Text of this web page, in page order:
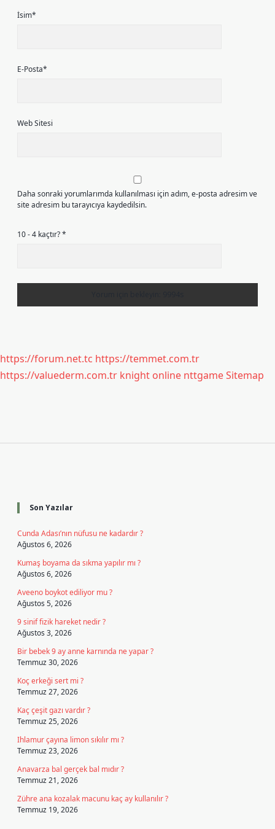
İsim*
E-Posta*
Web Sitesi
Daha sonraki yorumlarımda kullanılması için adım, e-posta adresim ve
site adresim bu tarayıcıya kaydedilsin.
10 - 4 kaçtır?*
https://forum.net.tc https://temmet.com.tr
https://valuederm.com.tr knight online nttgameSitemap
Son Yazılar
Cunda Adası’nın nüfusu ne kadardır ?
Ağustos 6, 2026
Kumaş boyama da sıkma yapılır mı ?
Ağustos 6, 2026
Aveeno boykot ediliyor mu ?
Ağustos 5, 2026
9 sinif fizik hareket nedir ?
Ağustos 3, 2026
Bir bebek 9 ay anne karnında ne yapar ?
Temmuz 30, 2026
Koç erkeği sert mi ?
Temmuz 27, 2026
Kaç çeşit gazı vardır ?
Temmuz 25, 2026
Ihlamur çayına limon sıkılır mı ?
Temmuz 23, 2026
Anavarza bal gerçek bal mıdır ?
Temmuz 21, 2026
Zühre ana kozalak macunu kaç ay kullanılır ?
Temmuz 19, 2026